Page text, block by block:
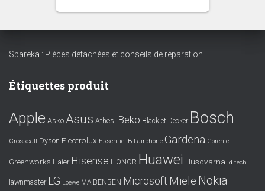
Spareka : Pièces détachées et conseils de réparation
Étiquettes produit
Apple Asko Asus Athesi Beko Black et Decker Bosch
Crosscall Dyson Electrolux Essentiel B Fairphone Gardena Gorenje
Greenworks Haier Hisense HONOR Huawei Husqvarna id tech
lawnmaster LG Loewe MAIBENBEN Microsoft Miele Nokia